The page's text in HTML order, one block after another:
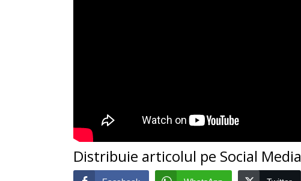
Distribuie articolul pe Social Media